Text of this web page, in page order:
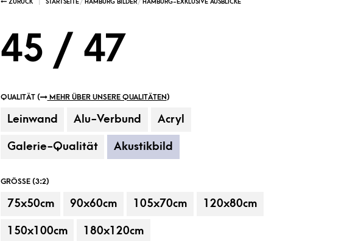
45 / 47
QUALITÄT ( MEHR ÜBER UNSERE QUALITÄTEN)
Leinwand Alu-Verbund Acryl
Galerie-Qualität Akustikbild
GRÖSSE (3:2)
75x50cm 90x60cm 105x70cm 120x80cm
150x100cm 180x120cm